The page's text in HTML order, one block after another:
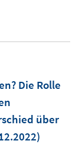
Die Rolle
über